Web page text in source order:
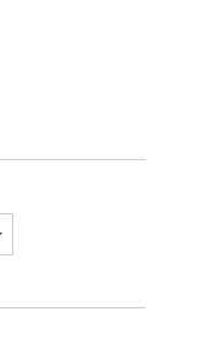
Dropdown öffnen